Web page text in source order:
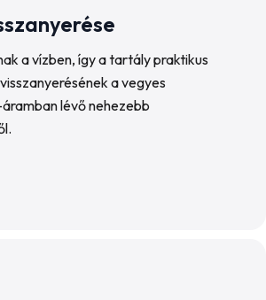
a vízben, így a tartály praktikus
a vegyes
lévő nehezebb